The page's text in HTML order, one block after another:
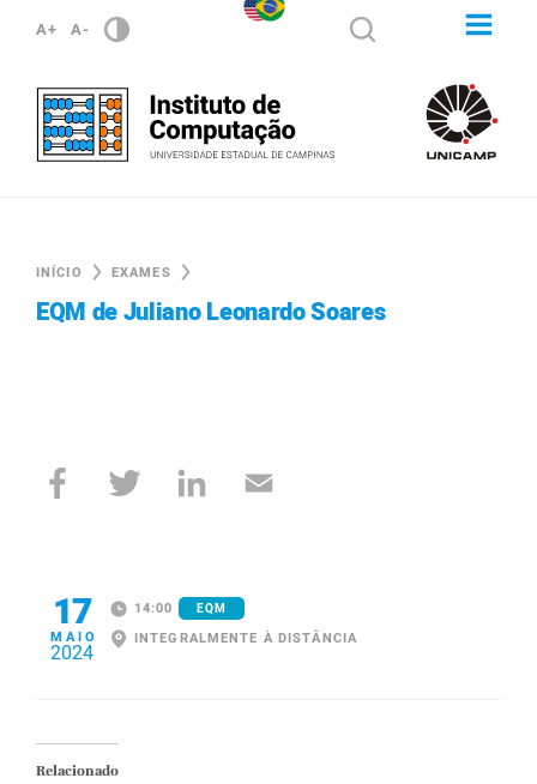
A+ A-
INÍCIO EXAMES
EQM de Juliano Leonardo Soares
17
MAIO
2024
14:00 EQM
INTEGRALMENTE À DISTÂNCIA
Relacionado